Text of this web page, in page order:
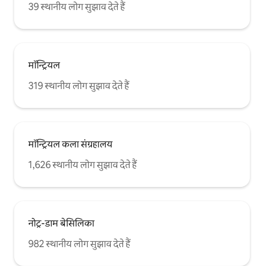
39 स्थानीय लोग सुझाव देते हैं
मॉन्ट्रियल
319 स्थानीय लोग सुझाव देते हैं
मॉन्ट्रियल कला संग्रहालय
1,626 स्थानीय लोग सुझाव देते हैं
नोट्र-डाम बेसिलिका
982 स्थानीय लोग सुझाव देते हैं